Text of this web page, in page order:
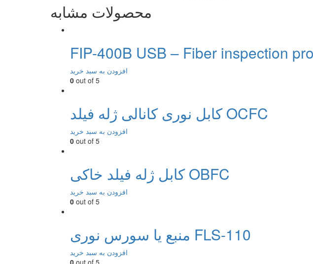
محصولات مشابه
FIP-400B USB – Fiber inspection
افزودن به سبد خرید
0 out of 5
کابل نوری کانالی ژله فیلد OCFC
افزودن به سبد خرید
0 out of 5
کابل ژله فیلد خاکی OBFC
افزودن به سبد خرید
0 out of 5
منبع یا سورس نوری FLS-110
افزودن به سبد خرید
0 out of 5